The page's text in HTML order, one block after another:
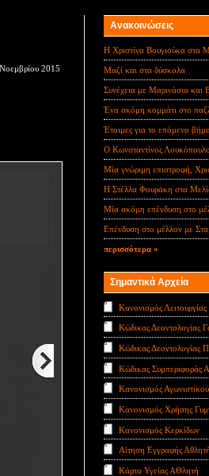
2015
Ανακοινώσεις
Η Χριστίνα Βουγιούκα στα
Μαζί και στα δύσκολα
Συνέχεια με Μαρινάσια και
Ένα ακόμη κομμάτι στο
Έτοιμες για το επόμενο
Ο Κωνσταντίνος
Μία γνώριμη επιστροφή,
Η Στέλλα Φουράκη στα
Μία ακόμη επένδυση στο
Επένδυση στο μέλλον με
περισσότερα »
Σημαντικά Αρχεία
Κανονισμός
Κώδικας Δεοντολογίας
Κώδικας Δεοντολογίας
Κώδικας Συμπεριφοράς
Κανονισμός
Κανονισμός Χρήσης
Κανονισμός Κερκίδων
Αίτηση Εγγραφής
Κάρτα Υγείας ΑΘλητή